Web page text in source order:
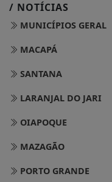
/ NOTÍCIAS
MUNICÍPIOS GERAL
MACAPÁ
SANTANA
LARANJAL DO JARI
OIAPOQUE
MAZAGÃO
PORTO GRANDE